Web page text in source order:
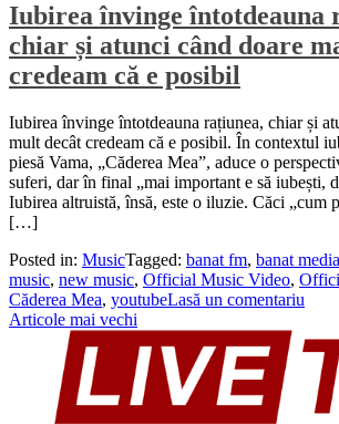
Iubirea învinge întotdeauna
chiar și atunci când doare
credeam că e posibil
Iubirea învinge întotdeauna rațiunea, chiar și
mult decât credeam că e posibil. În contextul
piesă Vama, „Căderea Mea”, aduce o
suferi, dar în final „mai important e să iubești,
Iubirea altruistă, însă, este o iluzie. Căci „cum
[…]
Posted in: MusicTagged: banat fm, banat media
music, new music, Official Music Video,
Căderea Mea, youtubeLasă un comentariu
Navigare
articole
Articole mai vechi